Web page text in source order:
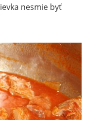
nesmie byť